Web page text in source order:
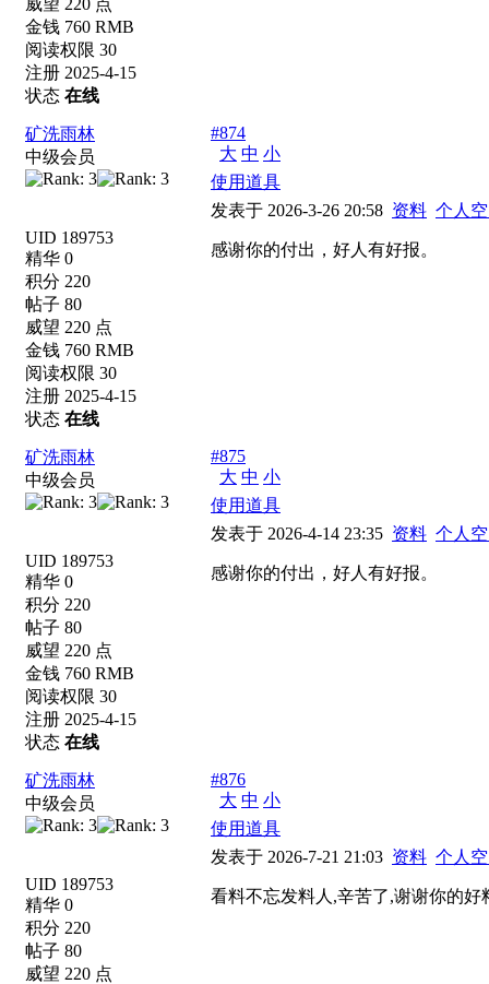
威望 220 点
金钱 760 RMB
阅读权限 30
注册 2025-4-15
状态 在线
矿洗雨林
中级会员
UID 189753
精华 0
积分 220
帖子 80
威望 220 点
金钱 760 RMB
阅读权限 30
注册 2025-4-15
状态 在线
#874
大 中 小
使用道具
发表于 2026-3-26 20:58 资料 个人
感谢你的付出，好人有好报。
矿洗雨林
中级会员
UID 189753
精华 0
积分 220
帖子 80
威望 220 点
金钱 760 RMB
阅读权限 30
注册 2025-4-15
状态 在线
#875
大 中 小
使用道具
发表于 2026-4-14 23:35 资料 个人
感谢你的付出，好人有好报。
矿洗雨林
中级会员
UID 189753
精华 0
积分 220
帖子 80
威望 220 点
#876
大 中 小
使用道具
发表于 2026-7-21 21:03 资料 个人
看料不忘发料人,辛苦了,谢谢你的好